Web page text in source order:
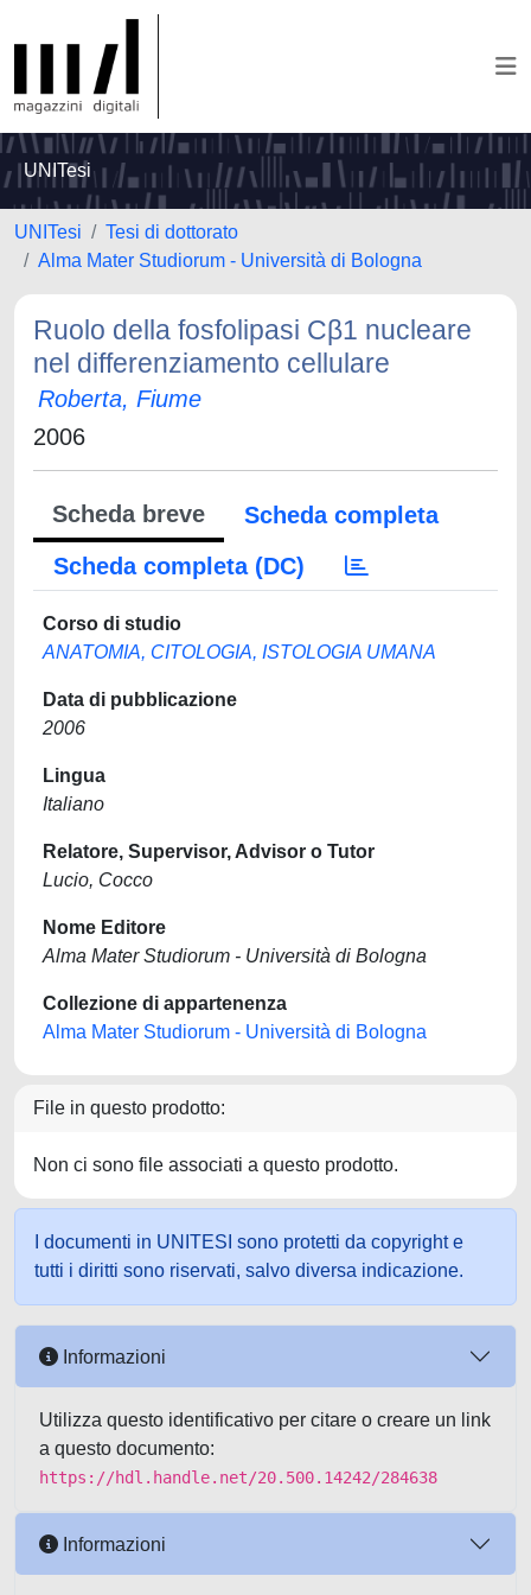
UNITesi
UNITesi
Tesi di dottorato
Alma Mater Studiorum - Università di Bologna
Ruolo della fosfolipasi Cβ1 nucleare
nel differenziamento cellulare
Roberta, Fiume
2006
Scheda breve
Scheda completa
Scheda completa (DC)
Corso di studio
ANATOMIA, CITOLOGIA, ISTOLOGIA UMANA
Data di pubblicazione
2006
Lingua
Italiano
Relatore, Supervisor, Advisor o Tutor
Lucio, Cocco
Nome Editore
Alma Mater Studiorum - Università di Bologna
Collezione di appartenenza
Alma Mater Studiorum - Università di Bologna
File in questo prodotto:
Non ci sono file associati a questo prodotto.
I documenti in UNITESI sono protetti da copyright e
tutti i diritti sono riservati, salvo diversa indicazione.
Informazioni
Utilizza questo identificativo per citare o creare un link
a questo documento:
https://hdl.handle.net/20.500.14242/284638
Informazioni